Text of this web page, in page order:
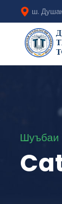
ш.
Шуъбаи